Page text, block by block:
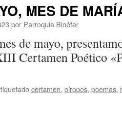
MES DE
por Parroquia Binéfar
de mayo,
Certamen Poético
certamen, piropos, poemas,